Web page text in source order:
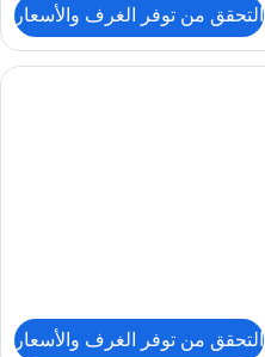
التحقق من توفر الغرف والأسعار
التحقق من توفر الغرف والأسعار